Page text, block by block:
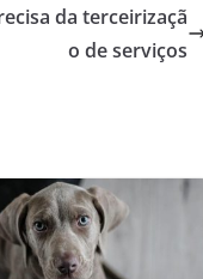
da terceirizaçã
o de serviços